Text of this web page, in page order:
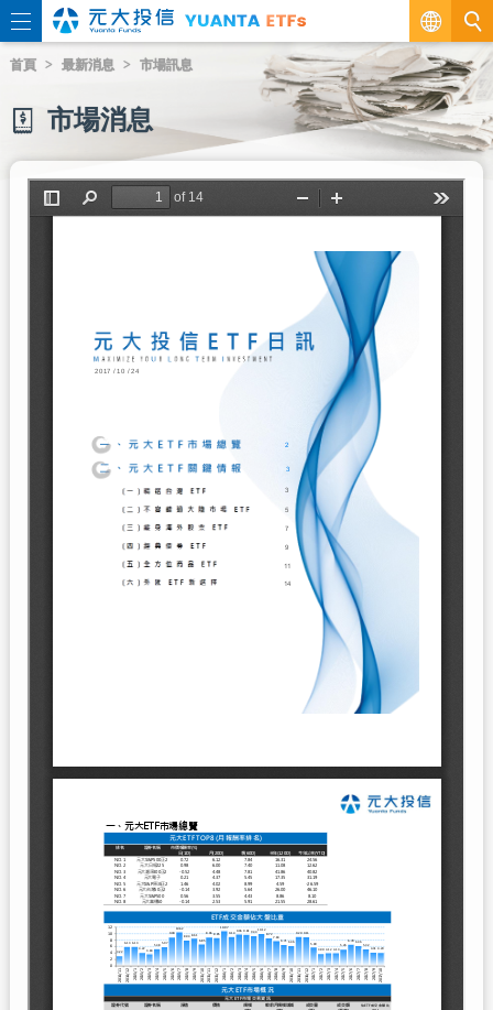
繁
EN
首頁 最新消息 市場訊息
市場消息